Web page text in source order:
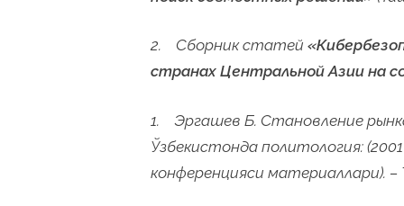
2. Сборник статей
странах Центральной Азии на
1. Эргашев Б. Становление
Ўзбекистонда политология:
конференцияси материаллари). –